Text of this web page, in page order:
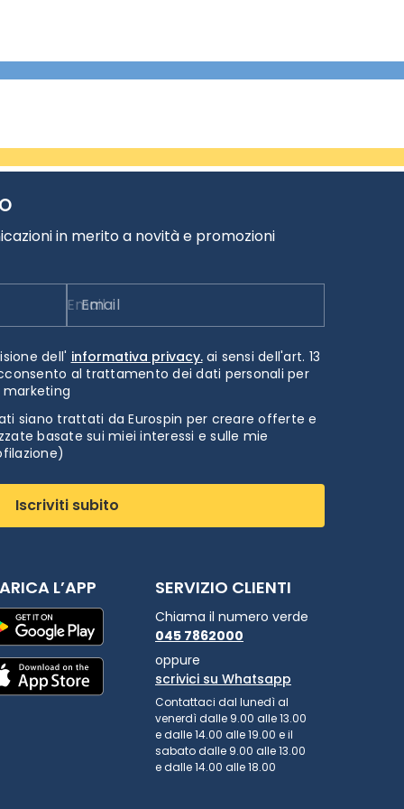
in merito a novità e promozioni
Email
dell' informativa privacy.ai sensi dell'art. 13
al trattamento dei dati personali per
siano trattati da Eurospin per creare offerte e
basate sui miei interessi e sulle mie
Iscriviti subito
L’APP SERVIZIO CLIENTI
Chiama il numero verde
045 7862000
oppure
scrivici su Whatsapp
Contattaci dal lunedì al
venerdì dalle 9.00 alle 13.00
e dalle 14.00 alle 19.00 e il
sabato dalle 9.00 alle 13.00
e dalle 14.00 alle 18.00